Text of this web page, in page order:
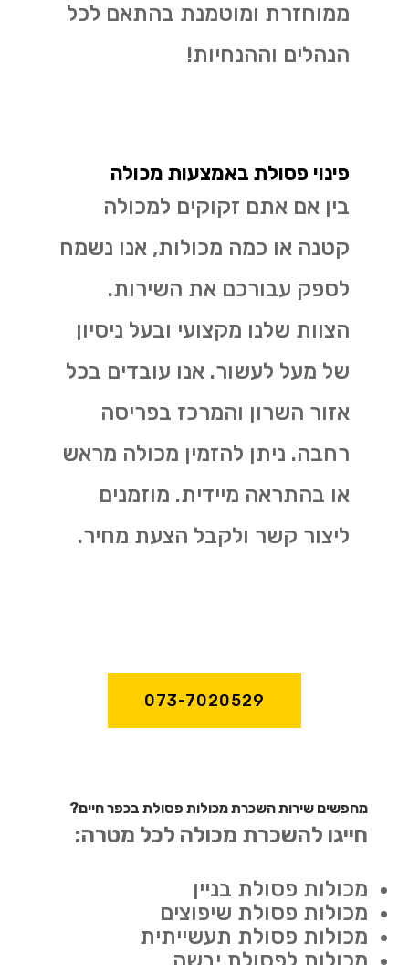
ממוחזרת ומוטמנת בהתאם לכל
הנהלים וההנחיות!
פינוי פסולת באמצעות מכולה
בין אם אתם זקוקים למכולה
קטנה או כמה מכולות, אנו נשמח
לספק עבורכם את השירות.
הצוות שלנו מקצועי ובעל ניסיון
של מעל לעשור. אנו עובדים בכל
אזור השרון והמרכז בפריסה
רחבה. ניתן להזמין מכולה מראש
או בהתראה מיידית. מוזמנים
ליצור קשר ולקבל הצעת מחיר.
073-7020529
מחפשים שירות השכרת מכולות פסולת בכפר חיים?
חייגו להשכרת מכולה לכל מטרה:
מכולות פסולת בניין
מכולות פסולת שיפוצים
מכולות פסולת תעשייתית